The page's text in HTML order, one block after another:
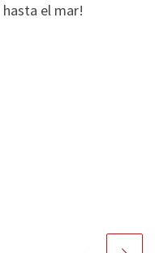
hasta el mar!